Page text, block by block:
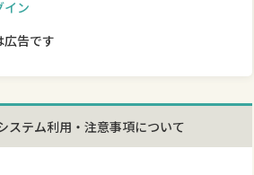
イン
告です
ステム利用・注意事項について